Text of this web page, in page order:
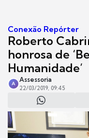
Conexão Repórter
Roberto
honrosa de
Humanidade’
A
Assessoria
22/03/2019, 09:45